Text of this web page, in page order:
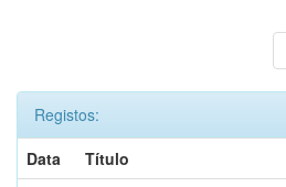
Registos:
Data
Título